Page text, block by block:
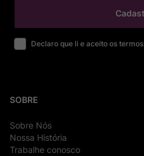
Declaro que li e aceito os
SOBRE
Sobre Nós
Nossa História
Trabalhe conosco